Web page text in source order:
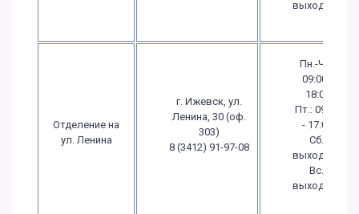
выходной
Отделение на
ул. Ленина
г. Ижевск, ул.
Ленина, 30 (оф.
303)
8 (3412) 91-97-08
Пн.-Чт.:
09:00 -
18:00
Пт.: 09:00
- 17:00
Сб.:
выходной
Вс.:
выходной